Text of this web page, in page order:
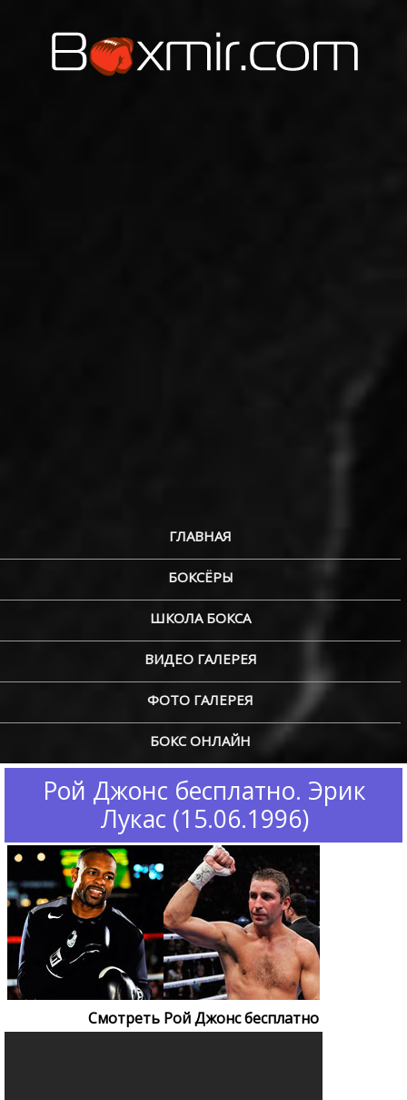
ГЛАВНАЯ
БОКСЁРЫ
ШКОЛА БОКСА
ВИДЕО ГАЛЕРЕЯ
ФОТО ГАЛЕРЕЯ
БОКС ОНЛАЙН
Рой Джонс бесплатно. Эрик
Лукас (15.06.1996)
Смотреть Рой Джонс бесплатно